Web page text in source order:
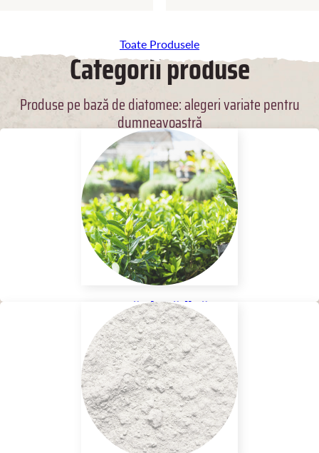
Toate Produsele
Categorii produse
Produse pe bază de diatomee: alegeri variate pentru
dumneavoastră
Casă și Grădină